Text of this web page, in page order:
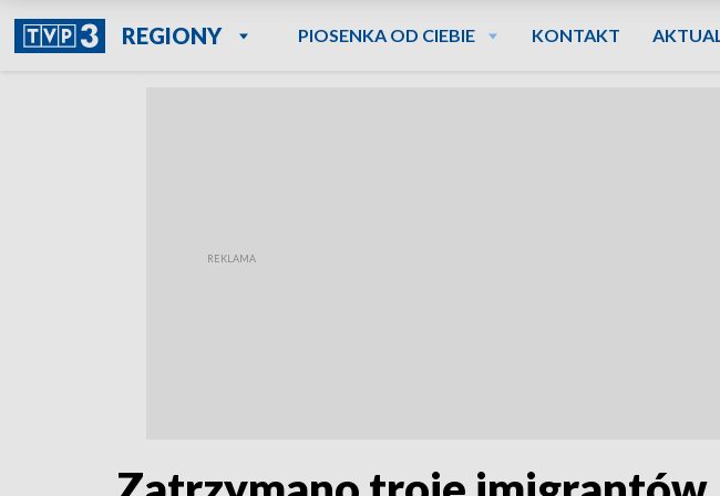
REGIONY PIOSENKA OD CIEBIE KONTAKT